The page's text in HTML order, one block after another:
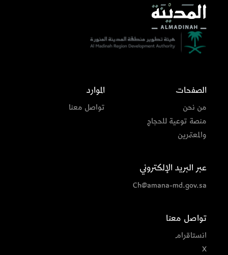
الصفحات
من نحن
منصة توعية للحجاج
والمعتمرين
عبر البريد الإلكتروني
Ch@amana-md.gov.sa
الموارد
تواصل معنا
تواصل معنا
انستاقرام
X